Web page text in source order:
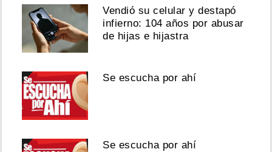
Vendió su celular y destapó
infierno: 104 años por abusar
de hijas e hijastra
Se escucha por ahí
Se escucha por ahí